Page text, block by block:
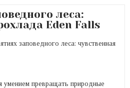
леса:
Eden Falls
заповедного леса: чувственная
умением превращать природные